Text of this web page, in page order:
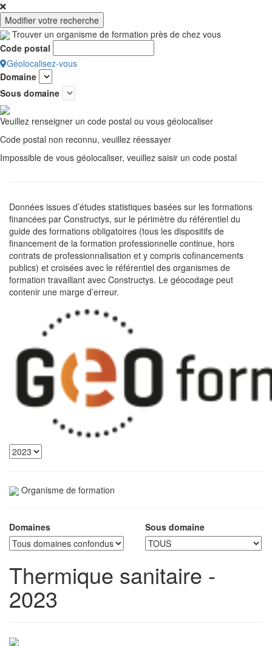
Modifier votre recherche
Trouver un organisme de formation près de chez vous
Code postal
Géolocalisez-vous
Domaine
Sous domaine
Veuillez renseigner un code postal ou vous géolocaliser
Code postal non reconnu, veuillez réessayer
Impossible de vous géolocaliser, veuillez saisir un code postal
Données issues d’études statistiques basées sur les formations
financées par Constructys, sur le périmètre du référentiel du
guide des formations obligatoires (tous les dispositifs de
financement de la formation professionnelle continue, hors
contrats de professionnalisation et y compris cofinancements
publics) et croisées avec le référentiel des organismes de
formation travaillant avec Constructys. Le géocodage peut
contenir une marge d’erreur.
Organisme de formation
Domaines Sous domaine
Thermique sanitaire -
2023